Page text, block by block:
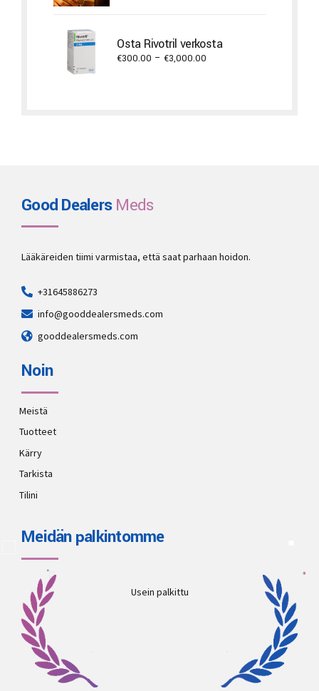
Osta Rivotril verkosta
€300.00 – €3,000.00
Good DealersMeds
Lääkäreiden tiimi varmistaa, että saat parhaan hoidon.
+31645886273
info@gooddealersmeds.com
gooddealersmeds.com
Noin
Meistä
Tuotteet
Kärry
Tarkista
Tilini
Meidän palkintomme
Usein palkittu